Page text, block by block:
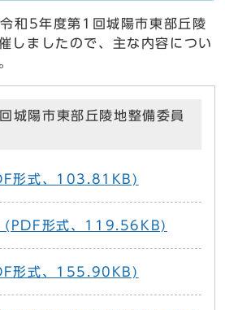
和5年度第1回城陽市東部丘陵
しましたので、主な内容につい
城陽市東部丘陵地整備委員
形式、103.81KB)
(PDF形式、119.56KB)
形式、155.90KB)